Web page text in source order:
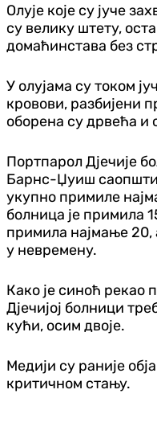
Олује које су јуче
су велику штету,
домаћинстава без
У олујама су током
кровови, разбијени
оборена су дрвећа и
Портпарол Дјечије
Барнс-Џуиш
укупно примиле
болница је примила
примила најмање
у невремену.
Како је синоћ рекао
Дјечијој болници
кући, осим двоје.
Медији су раније
критичном стању.